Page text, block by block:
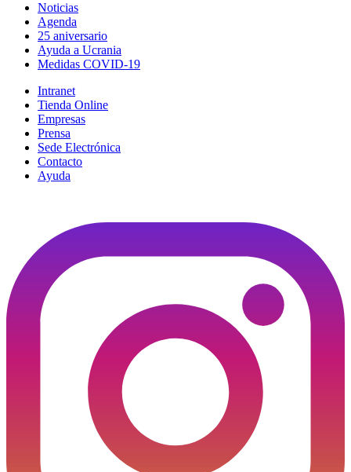
Noticias
Agenda
25 aniversario
Ayuda a Ucrania
Medidas COVID-19
Intranet
Tienda Online
Empresas
Prensa
Sede Electrónica
Contacto
Ayuda